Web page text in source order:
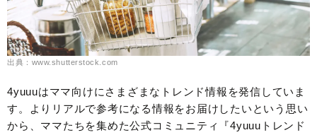
出典：www.shutterstock.com
4yuuuはママ向けにさまざまなトレンド情報を発信していま
す。よりリアルで参考になる情報をお届けしたいという思い
から、ママたちを集めた公式コミュニティ『4yuuuトレンド